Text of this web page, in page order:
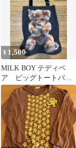
¥ 1,500
MILK BOY テディベ
ア ビッグトートバッ
グ